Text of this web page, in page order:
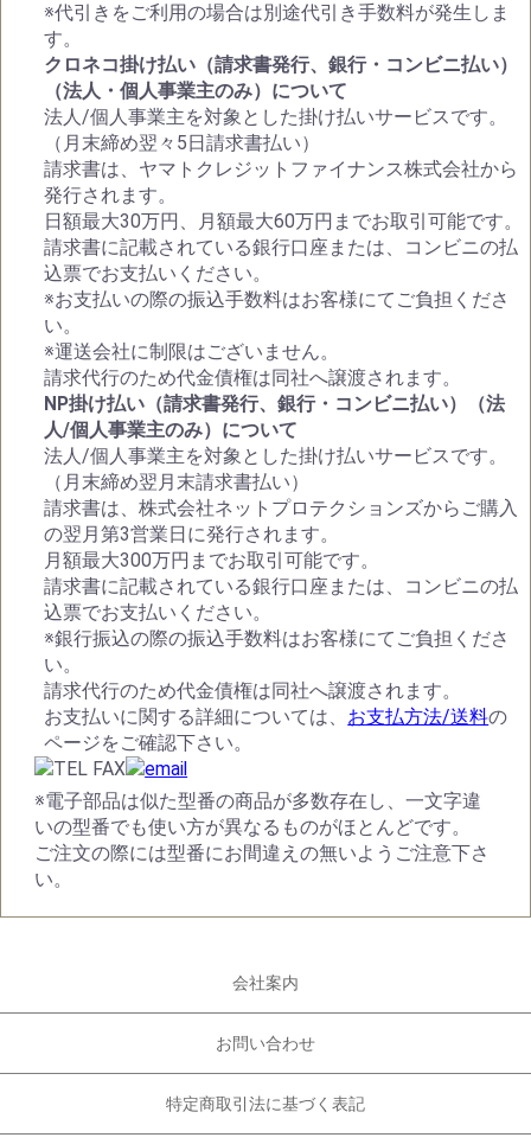
※代引きをご利用の場合は別途代引き手数料が発生しま
す。
クロネコ掛け払い（請求書発行、銀行・コンビニ払い）
（法人・個人事業主のみ）について
法人/個人事業主を対象とした掛け払いサービスです。
（月末締め翌々5日請求書払い）
請求書は、ヤマトクレジットファイナンス株式会社から
発行されます。
日額最大30万円、月額最大60万円までお取引可能です。
請求書に記載されている銀行口座または、コンビニの払
込票でお支払いください。
※お支払いの際の振込手数料はお客様にてご負担くださ
い。
※運送会社に制限はございません。
請求代行のため代金債権は同社へ譲渡されます。
NP掛け払い（請求書発行、銀行・コンビニ払い）（法
人/個人事業主のみ）について
法人/個人事業主を対象とした掛け払いサービスです。
（月末締め翌月末請求書払い）
請求書は、株式会社ネットプロテクションズからご購入
の翌月第3営業日に発行されます。
月額最大300万円までお取引可能です。
請求書に記載されている銀行口座または、コンビニの払
込票でお支払いください。
※銀行振込の際の振込手数料はお客様にてご負担くださ
い。
請求代行のため代金債権は同社へ譲渡されます。
お支払いに関する詳細については、 お支払方法/送料の
ページをご確認下さい。
※電子部品は似た型番の商品が多数存在し、一文字違
いの型番でも使い方が異なるものがほとんどです。
ご注文の際には型番にお間違えの無いようご注意下さ
い。
会社案内
お問い合わせ
特定商取引法に基づく表記